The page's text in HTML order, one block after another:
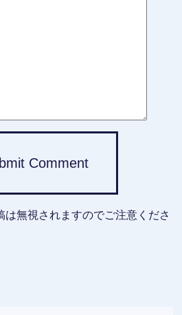
Comment
は無視されますのでご注意くださ